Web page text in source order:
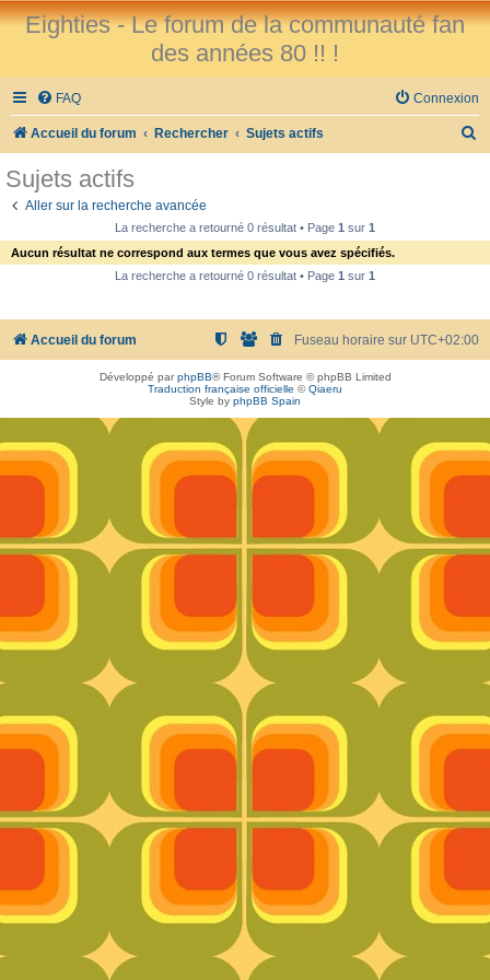
Eighties - Le forum de la communauté fan
des années 80 !! !
FAQ Connexion
Accueil du forum Rechercher Sujets actifs
e
Sujets actifs
Aller sur la recherche avancée
La recherche a retourné 0 résultat • Page 1 sur 1
Aucun résultat ne correspond aux termes que vous avez spécifiés.
La recherche a retourné 0 résultat • Page 1 sur 1
Accueil du forum Fuseau horaire sur UTC+02:00
Développé parphpBB® Forum Software © phpBB Limited
Traduction française officielle ©Qiaeru
Style by phpBB Spain